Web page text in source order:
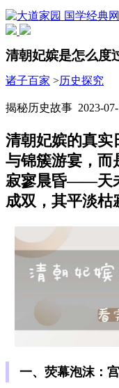
国学经典网
清朝妃嫔是怎么度
诸子百家 >历史探究
揭秘历史故事 2023-07-
清朝妃嫔的真实
与锦簇游宴，而
寂寥晨昏——天
成双，其平淡枯
一、荧幕泡沫：